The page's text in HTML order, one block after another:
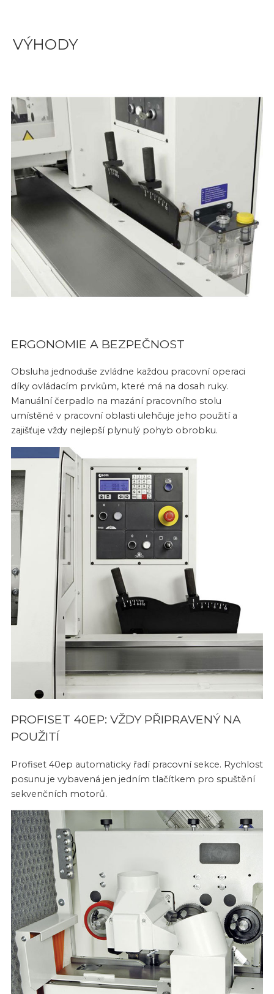
VÝHODY
ERGONOMIE A BEZPEČNOST
Obsluha jednoduše zvládne každou pracovní operaci
díky ovládacím prvkům, které má na dosah ruky.
Manuální čerpadlo na mazání pracovního stolu
umístěné v pracovní oblasti ulehčuje jeho použití a
zajišťuje vždy nejlepší plynulý pohyb obrobku.
PROFISET 40EP: VŽDY PŘIPRAVENÝ NA
POUŽITÍ
Profiset 40ep automaticky řadí pracovní sekce. Rychlost
posunu je vybavená jen jedním tlačítkem pro spuštění
sekvenčních motorů.